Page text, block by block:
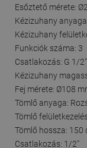
Esőztető mérete:
Kézizuhany
Kézizuhany
Funkciók száma: 3
Csatlakozás: G 1/2"
Kézizuhany
Fej mérete: Ø108
Tömlő anyaga:
Tömlő
Tömlő hossza: 150
Csatlakozás: 1/2"